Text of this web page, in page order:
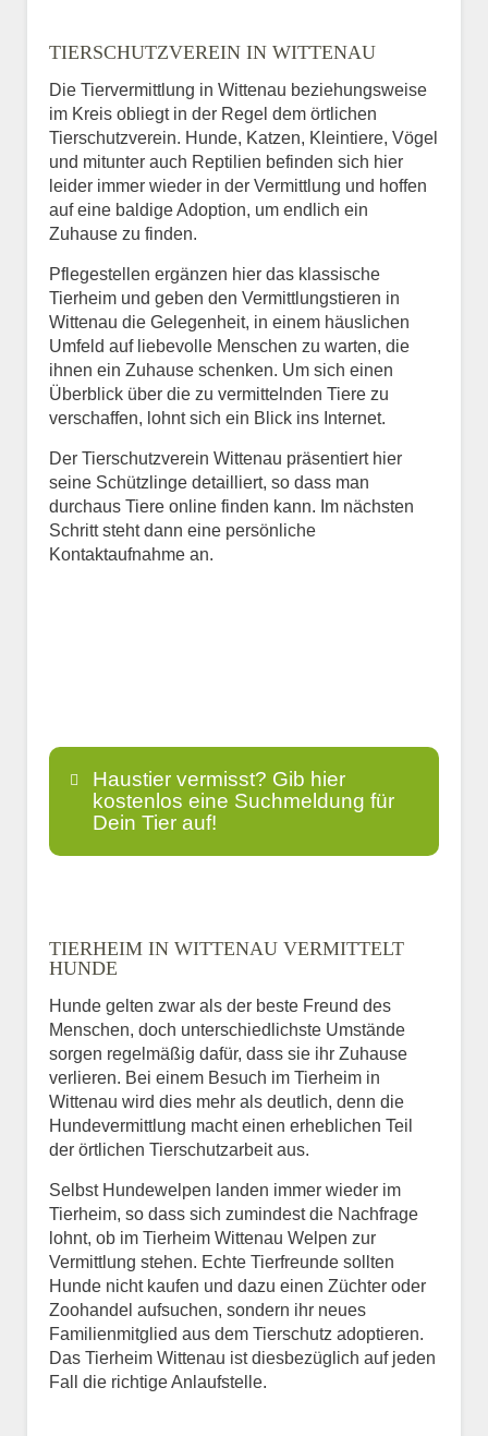
TIERSCHUTZVEREIN IN WITTENAU
Die Tiervermittlung in Wittenau beziehungsweise
im Kreis obliegt in der Regel dem örtlichen
Tierschutzverein. Hunde, Katzen, Kleintiere, Vögel
und mitunter auch Reptilien befinden sich hier
leider immer wieder in der Vermittlung und hoffen
auf eine baldige Adoption, um endlich ein
Zuhause zu finden.
Pflegestellen ergänzen hier das klassische
Tierheim und geben den Vermittlungstieren in
Wittenau die Gelegenheit, in einem häuslichen
Umfeld auf liebevolle Menschen zu warten, die
ihnen ein Zuhause schenken. Um sich einen
Überblick über die zu vermittelnden Tiere zu
verschaffen, lohnt sich ein Blick ins Internet.
Der Tierschutzverein Wittenau präsentiert hier
seine Schützlinge detailliert, so dass man
durchaus Tiere online finden kann. Im nächsten
Schritt steht dann eine persönliche
Kontaktaufnahme an.
Haustier vermisst? Gib hier
kostenlos eine Suchmeldung für
Dein Tier auf!
E-Mail*
Informationen über das
Tier.
Art des Tiers*
TIERHEIM IN WITTENAU VERMITTELT
HUNDE
Hunde gelten zwar als der beste Freund des
Menschen, doch unterschiedlichste Umstände
sorgen regelmäßig dafür, dass sie ihr Zuhause
verlieren. Bei einem Besuch im Tierheim in
Wittenau wird dies mehr als deutlich, denn die
Hundevermittlung macht einen erheblichen Teil
der örtlichen Tierschutzarbeit aus.
Selbst Hundewelpen landen immer wieder im
Tierheim, so dass sich zumindest die Nachfrage
lohnt, ob im Tierheim Wittenau Welpen zur
Vermittlung stehen. Echte Tierfreunde sollten
Hunde nicht kaufen und dazu einen Züchter oder
Zoohandel aufsuchen, sondern ihr neues
Familienmitglied aus dem Tierschutz adoptieren.
Das Tierheim Wittenau ist diesbezüglich auf jeden
Fall die richtige Anlaufstelle.